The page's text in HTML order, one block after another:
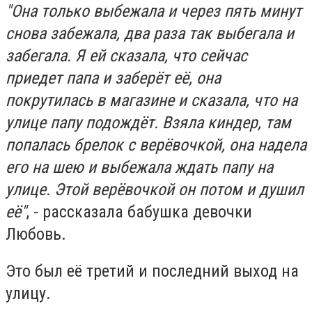
"Она только выбежала и через пять минут
снова забежала, два раза так выбегала и
забегала. Я ей сказала, что сейчас
приедет папа и заберёт её, она
покрутилась в магазине и сказала, что на
улице папу подождёт. Взяла киндер, там
попалась брелок с верёвочкой, она надела
его на шею и выбежала ждать папу на
улице. Этой верёвочкой он потом и душил
её", - рассказала бабушка девочки
Любовь.
Это был её третий и последний выход на
улицу.